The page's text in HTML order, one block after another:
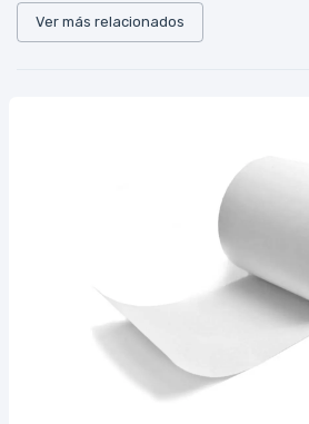
Ver más relacionados